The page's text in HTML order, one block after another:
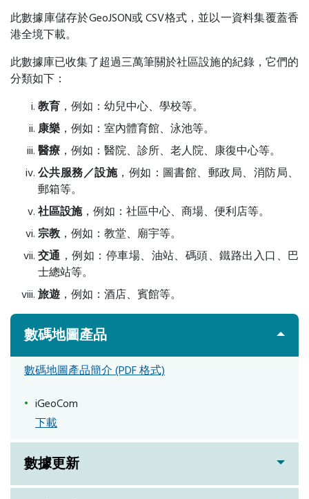
此數據庫儲存於GeoJSON或 CSV格式，並以一資料集覆蓋香
港全境下載。
此數據庫已收集了超過三萬筆關於社區設施的紀錄，它們的
分類如下：
教育 ，例如：幼兒中心、學校等。
康樂 ，例如：室內體育館、泳池等。
醫療 ，例如：醫院、診所、老人院、康復中心等。
公共服務／設施，例如：圖書館、郵政局、消防局、
郵箱等。
社區設施，例如：社區中心、商場、便利店等。
宗教，例如：教堂、廟宇等。
交通 ，例如：停車場、油站、碼頭、鐵路出入口、巴
士總站等。
旅遊 ，例如：酒店、賓館等。
數碼地圖產品
數碼地圖產品簡介 (PDF 格式)
iGeoCom
下載
數據更新